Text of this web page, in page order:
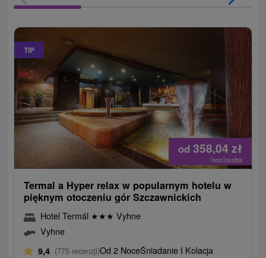
TIP
od 358,04 zł
/noc/osoba
Termal a Hyper relax w popularnym hotelu w
pięknym otoczeniu gór Szczawnickich
Hotel Termál ★★★ Vyhne
Vyhne
9,4 (775 recenzji)Od 2 NoceŚniadanie I Kolacja